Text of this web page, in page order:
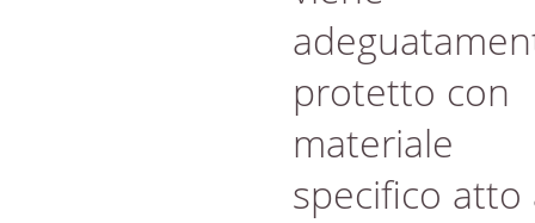
protetto con
materiale
specifico atto